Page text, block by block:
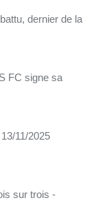
dernier de la
FC signe sa
11/2025
sur trois -